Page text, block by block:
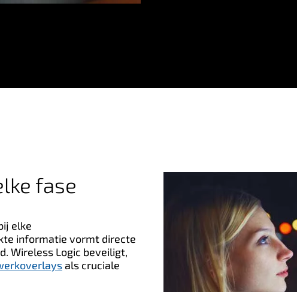
fase
elke
informatie vormt directe
Wireless Logic beveiligt,
als cruciale